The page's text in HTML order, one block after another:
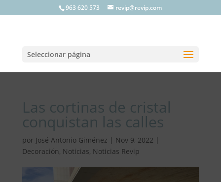
963 620 573 revip@revip.com
Seleccionar página
Las cortinas de cristal
conquistan las calles
por José Antonio Giménez | Nov 9, 2022 |
Decoración, Noticias, Noticias Revip